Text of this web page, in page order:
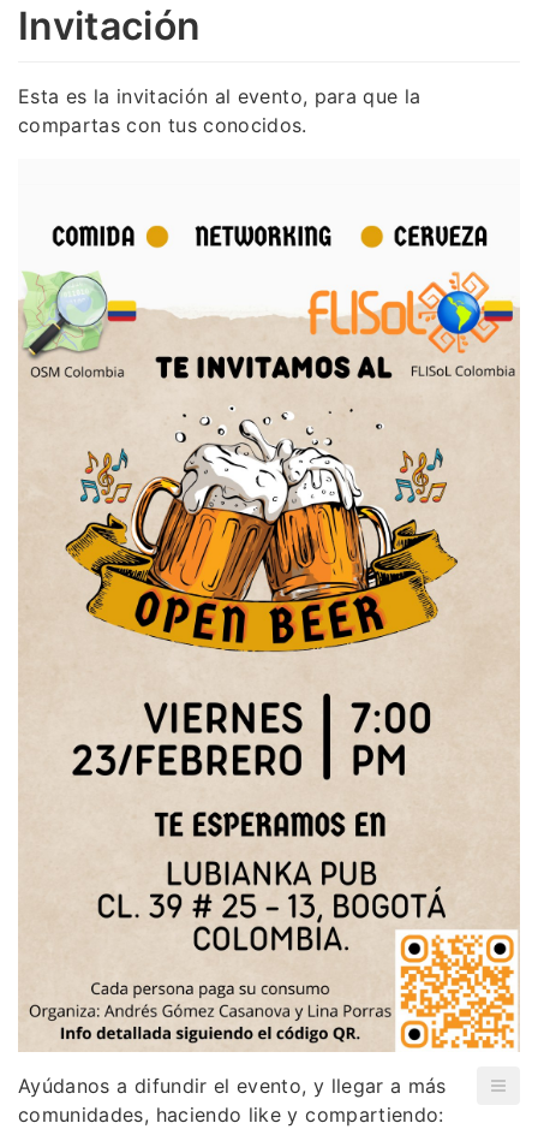
Invitación
Esta es la invitación al evento, para que la
compartas con tus conocidos.
Ayúdanos a difundir el evento, y llegar a más
comunidades, haciendo like y compartiendo: